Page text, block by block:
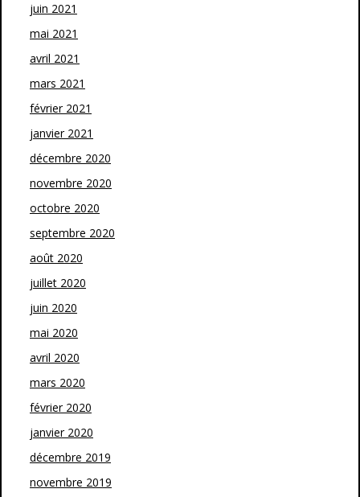
juin 2021
mai 2021
avril 2021
mars 2021
février 2021
janvier 2021
décembre 2020
novembre 2020
octobre 2020
septembre 2020
août 2020
juillet 2020
juin 2020
mai 2020
avril 2020
mars 2020
février 2020
janvier 2020
décembre 2019
novembre 2019